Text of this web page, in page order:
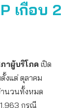
เกือบ 2
าผู้บริโภค เปิด
ตั้งแต่ ตุลาคม
นวนทั้งหมด
1,963 กรณี